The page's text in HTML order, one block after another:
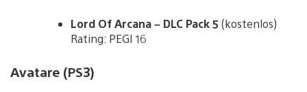
Lord Of Arcana – DLC Pack 5 (kostenlos)
Rating: PEGI 16
Avatare (PS3)